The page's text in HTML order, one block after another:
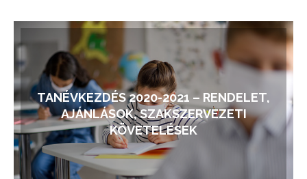
TANÉVKEZDÉS 2020-2021 – RENDELET,
AJÁNLÁSOK, SZAKSZERVEZETI
KÖVETELÉSEK